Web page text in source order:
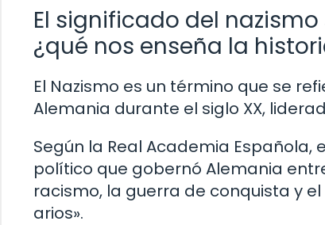
El significado del
¿qué nos enseña la
El Nazismo es un término que se
Alemania durante el siglo XX,
Según la Real Academia
político que gobernó Alemania
racismo, la guerra de conquista y
arios».